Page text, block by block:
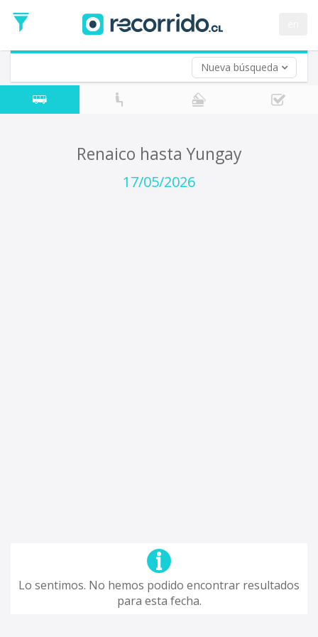
Nueva búsqueda
de
Ida
Vuelta (opcional)
Fecha
de
Renaico hasta Yungay
17/05/2026
Lo sentimos. No hemos podido encontrar resultados
para esta fecha.